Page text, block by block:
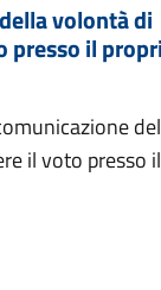
volontà di
presso il
il voto presso il